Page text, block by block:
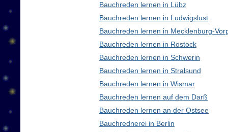
Bauchreden lernen in Lübz
Bauchreden lernen in Ludwigslust
Bauchreden lernen in Mecklenburg-
Bauchreden lernen in Rostock
Bauchreden lernen in Schwerin
Bauchreden lernen in Stralsund
Bauchreden lernen in Wismar
Bauchreden lernen auf dem Darß
Bauchreden lernen an der Ostsee
Bauchrednerei in Berlin